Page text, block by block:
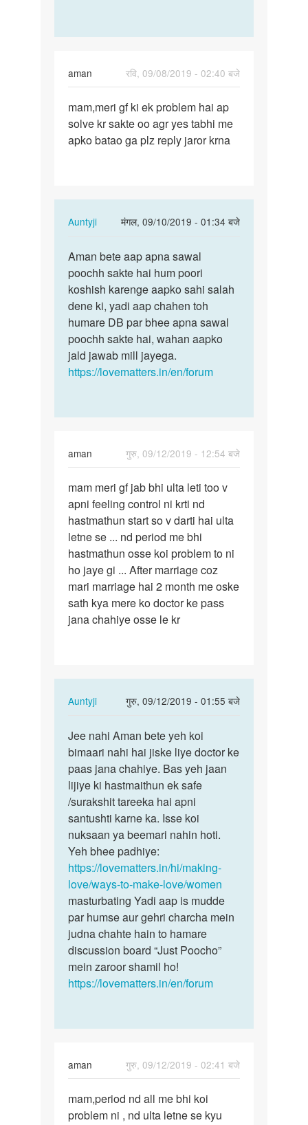
aman
रवि, 09/08/2019 - 02:40 बजे
mam,meri
gf
ki
mam,meri gf ki ek problem hai ap
solve kr sakte oo agr yes tabhi me
apko batao ga plz reply jaror krna
Auntyji
मंगल, 09/10/2019 - 01:34 बजे
In
to
mam,meri
gf
ki
ek
problem…
by
aman
Aman
bete
aap
apna
sawal…
Aman bete aap apna sawal
poochh sakte hai hum poori
koshish karenge aapko sahi salah
dene ki, yadi aap chahen toh
humare DB par bhee apna sawal
poochh sakte hai, wahan aapko
jald jawab mill jayega.
https://lovematters.in/en/forum
aman
गुरु, 09/12/2019 - 12:54 बजे
mam
meri
gf
jab
bhi
ulta…
mam meri gf jab bhi ulta leti too v
apni feeling control ni krti nd
hastmathun start so v darti hai ulta
letne se ... nd period me bhi
hastmathun osse koi problem to ni
ho jaye gi ... After marriage coz
mari marriage hai 2 month me oske
sath kya mere ko doctor ke pass
jana chahiye osse le kr
Auntyji
गुरु, 09/12/2019 - 01:55 बजे
In
to
mam
meri
gf
jab
bhi
ulta…
by
aman
Jee
nahi
Aman
bete
yeh
koi
…
Jee nahi Aman bete yeh koi
bimaari nahi hai jiske liye doctor ke
paas jana chahiye. Bas yeh jaan
lijiye ki hastmaithun ek safe
/surakshit tareeka hai apni
santushti karne ka. Isse koi
nuksaan ya beemari nahin hoti.
Yeh bhee padhiye:
https://lovematters.in/hi/making-
love/ways-to-make-love/women
masturbating Yadi aap is mudde
par humse aur gehri charcha mein
judna chahte hain to hamare
discussion board “Just Poocho”
mein zaroor shamil ho!
https://lovematters.in/en/forum
aman
गुरु, 09/12/2019 - 02:41 बजे
mam,period
nd
mam,period nd all me bhi koi
problem ni , nd ulta letne se kyu